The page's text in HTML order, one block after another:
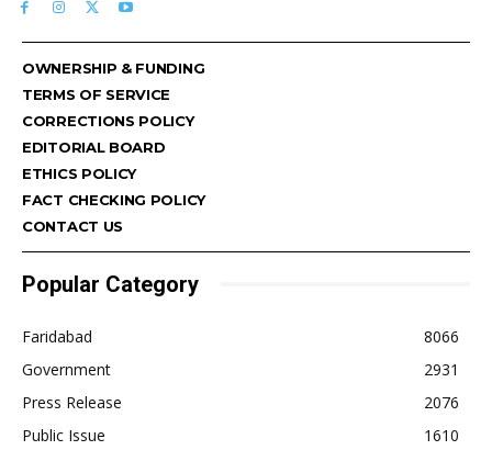
OWNERSHIP & FUNDING
TERMS OF SERVICE
CORRECTIONS POLICY
EDITORIAL BOARD
ETHICS POLICY
FACT CHECKING POLICY
CONTACT US
Popular Category
Faridabad
8066
Government
2931
Press Release
2076
Public Issue
1610